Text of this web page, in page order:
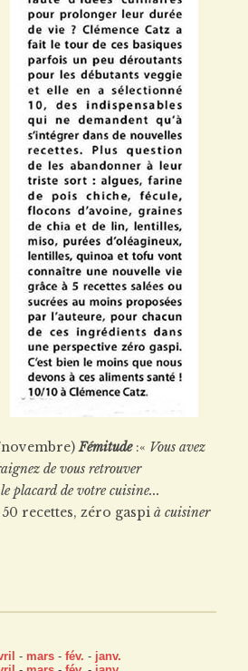
novembre)Fémitude:« Vous avez
de vous retrouver
placard de votre cuisine...
recettes, zéro gaspi à cuisiner
- mars - fév. - janv.